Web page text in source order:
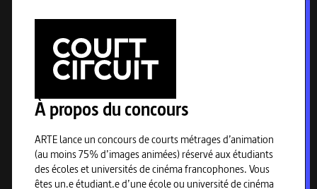
À propos du concours
ARTE lance un concours de courts métrages d’animation
(au moins 75% d’images animées) réservé aux étudiants
des écoles et universités de cinéma francophones. Vous
êtes un.e étudiant.e d’une école ou université de cinéma